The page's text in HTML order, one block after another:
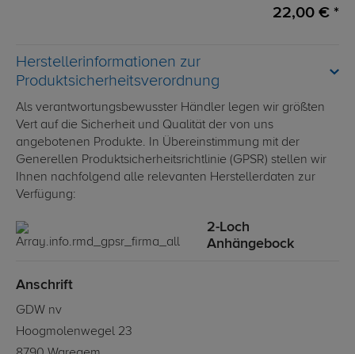
22,00 € *
Herstellerinformationen zur
Produktsicherheitsverordnung
Als verantwortungsbewusster Händler legen wir größten
Vert auf die Sicherheit und Qualität der von uns
angebotenen Produkte. In Übereinstimmung mit der
Generellen Produktsicherheitsrichtlinie (GPSR) stellen wir
Ihnen nachfolgend alle relevanten Herstellerdaten zur
Verfügung:
2-Loch
Anhängebock
Anschrift
GDW nv
Hoogmolenwegel 23